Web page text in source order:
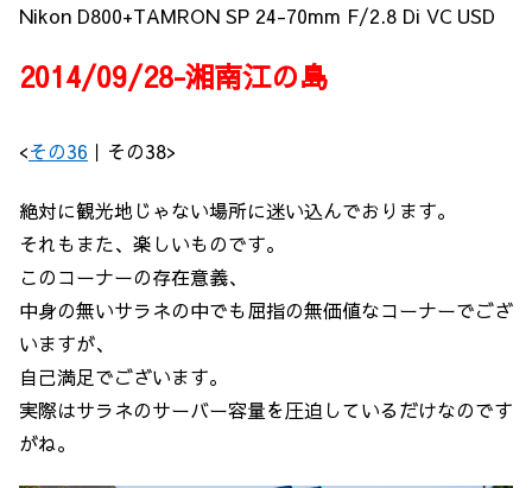
Nikon D800+TAMRON SP 24-70mm F/2.8 Di VC USD
2014/09/28-湘南江の島
<その36 ｜その38>
絶対に観光地じゃない場所に迷い込んでおります。
それもまた、楽しいものです。
このコーナーの存在意義、
中身の無いサラネの中でも屈指の無価値なコーナーでござ
いますが、
自己満足でございます。
実際はサラネのサーバー容量を圧迫しているだけなのです
がね。